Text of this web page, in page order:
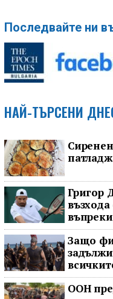
Последвайте ни
НАЙ-ТЪРСЕНИ
Григор
възхода
Защо
ООН